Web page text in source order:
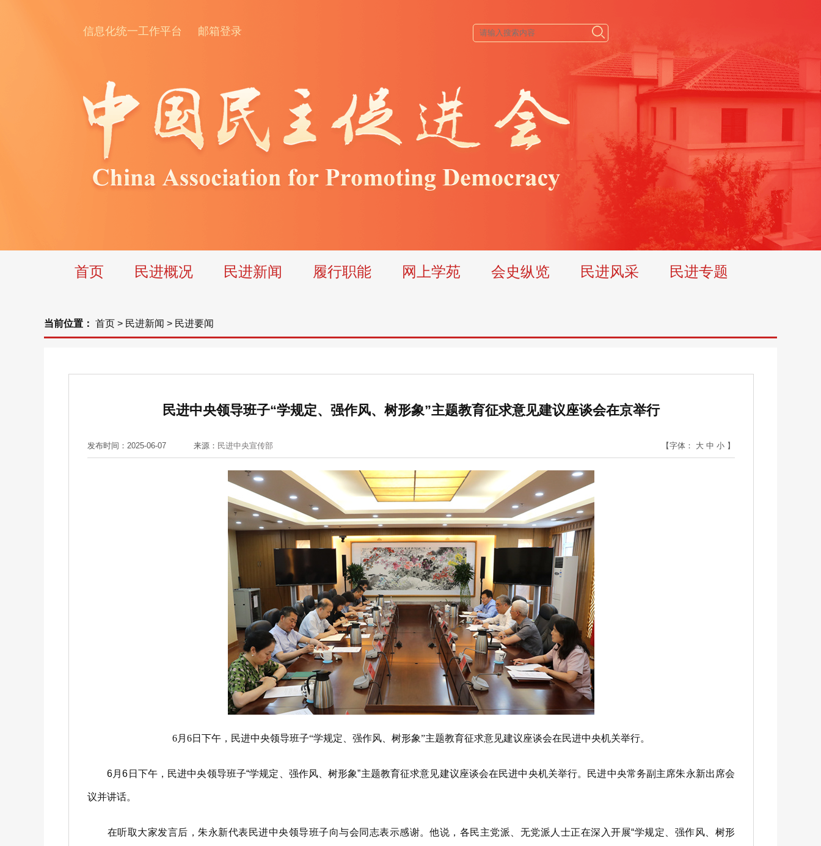
信息化统一工作平台 邮箱登录
首页 民进概况 民进新闻 履行职能 网上学苑 会史纵览 民进风采 民进专题
当前位置： 首页 > 民进新闻 > 民进要闻
民进中央领导班子“学规定、强作风、树形象”主题教育征求意见建议座谈会在京举行
发布时间：2025-06-07 来源： 民进中央宣传部 【字体： 大 中 小 】
6月6日下午，民进中央领导班子“学规定、强作风、树形象”主题教育征求意见建议座谈会在民进中央机关举行。
6月6日下午，民进中央领导班子“学规定、强作风、树形象”主题教育征求意见建议座谈会在民进中央机关举行。民进中央常务副主席朱永新出席会
议并讲话。
在听取大家发言后，朱永新代表民进中央领导班子向与会同志表示感谢。他说，各民主党派、无党派人士正在深入开展“学规定、强作风、树形